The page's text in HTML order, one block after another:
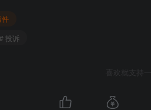
件
# 投诉
喜欢就支持